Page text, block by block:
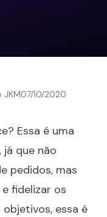
JKM07/10/2020
Essa é uma
que não
pedidos, mas
fidelizar os
objetivos, essa é